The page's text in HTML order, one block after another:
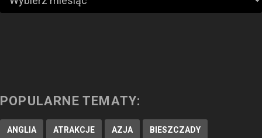
POPULARNE TEMATY:
ANGLIA ATRAKCJE AZJA BIESZCZADY